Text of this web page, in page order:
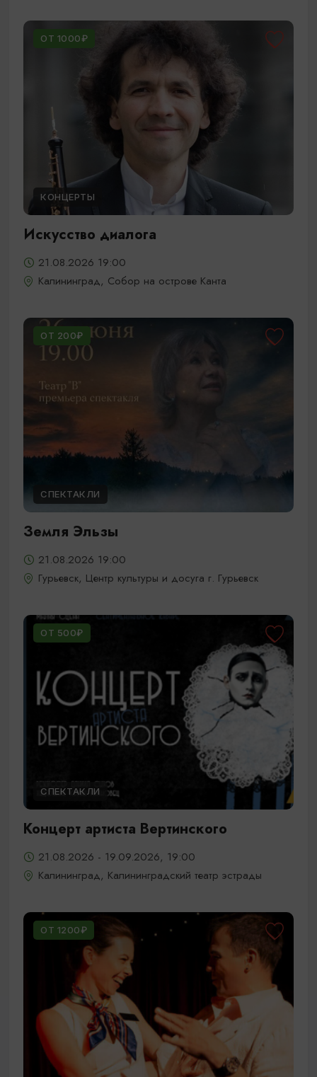
ОТ 1000₽
КОНЦЕРТЫ
Искусство диалога
21.08.2026 19:00
Калининград, Собор на острове Канта
ОТ 200₽
СПЕКТАКЛИ
Земля Эльзы
21.08.2026 19:00
Гурьевск, Центр культуры и досуга г. Гурьевск
ОТ 500₽
СПЕКТАКЛИ
Концерт артиста Вертинского
21.08.2026 - 19.09.2026, 19:00
Калининград, Калининградский театр эстрады
ОТ 1200₽